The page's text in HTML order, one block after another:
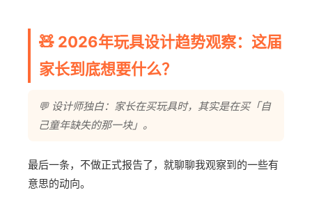
🧸 2026年玩具设计趋势观察：这届
家长到底想要什么？
💬 设计师独白：家长在买玩具时，其实是在买「自
己童年缺失的那一块」。
最后一条，不做正式报告了，就聊聊我观察到的一些有
意思的动向。